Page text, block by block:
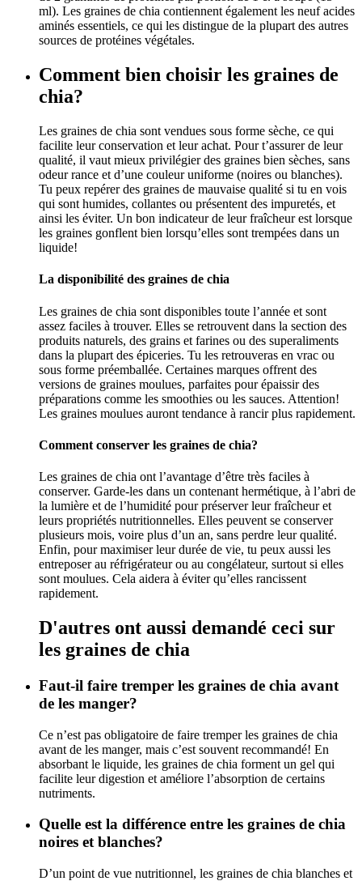
ml). Les graines de chia contiennent également les neuf acides
aminés essentiels, ce qui les distingue de la plupart des autres
sources de protéines végétales.
Comment bien choisir les graines de
chia?
Les graines de chia sont vendues sous forme sèche, ce qui
facilite leur conservation et leur achat. Pour t’assurer de leur
qualité, il vaut mieux privilégier des graines bien sèches, sans
odeur rance et d’une couleur uniforme (noires ou blanches).
Tu peux repérer des graines de mauvaise qualité si tu en vois
qui sont humides, collantes ou présentent des impuretés, et
ainsi les éviter. Un bon indicateur de leur fraîcheur est lorsque
les graines gonflent bien lorsqu’elles sont trempées dans un
liquide!
La disponibilité des graines de chia
Les graines de chia sont disponibles toute l’année et sont
assez faciles à trouver. Elles se retrouvent dans la section des
produits naturels, des grains et farines ou des superaliments
dans la plupart des épiceries. Tu les retrouveras en vrac ou
sous forme préemballée. Certaines marques offrent des
versions de graines moulues, parfaites pour épaissir des
préparations comme les smoothies ou les sauces. Attention!
Les graines moulues auront tendance à rancir plus rapidement.
Comment conserver les graines de chia?
Les graines de chia ont l’avantage d’être très faciles à
conserver. Garde-les dans un contenant hermétique, à l’abri de
la lumière et de l’humidité pour préserver leur fraîcheur et
leurs propriétés nutritionnelles. Elles peuvent se conserver
plusieurs mois, voire plus d’un an, sans perdre leur qualité.
Enfin, pour maximiser leur durée de vie, tu peux aussi les
entreposer au réfrigérateur ou au congélateur, surtout si elles
sont moulues. Cela aidera à éviter qu’elles rancissent
rapidement.
D'autres ont aussi demandé ceci sur
les graines de chia
Faut-il faire tremper les graines de chia avant
de les manger?
Ce n’est pas obligatoire de faire tremper les graines de chia
avant de les manger, mais c’est souvent recommandé! En
absorbant le liquide, les graines de chia forment un gel qui
facilite leur digestion et améliore l’absorption de certains
nutriments.
Quelle est la différence entre les graines de chia
noires et blanches?
D’un point de vue nutritionnel, les graines de chia blanches et